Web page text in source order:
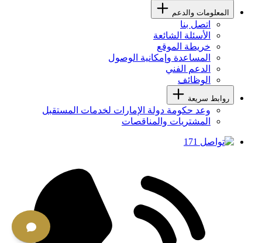
المعلومات والدعم
اتصل بنا
الأسئلة الشائعة
خريطة الموقع
المساعدة وإمكانية الوصول
الدعم الفني
الوظائف
روابط سريعة
وعد حكومة دولة الإمارات لخدمات المستقبل
المشتريات والمناقصات